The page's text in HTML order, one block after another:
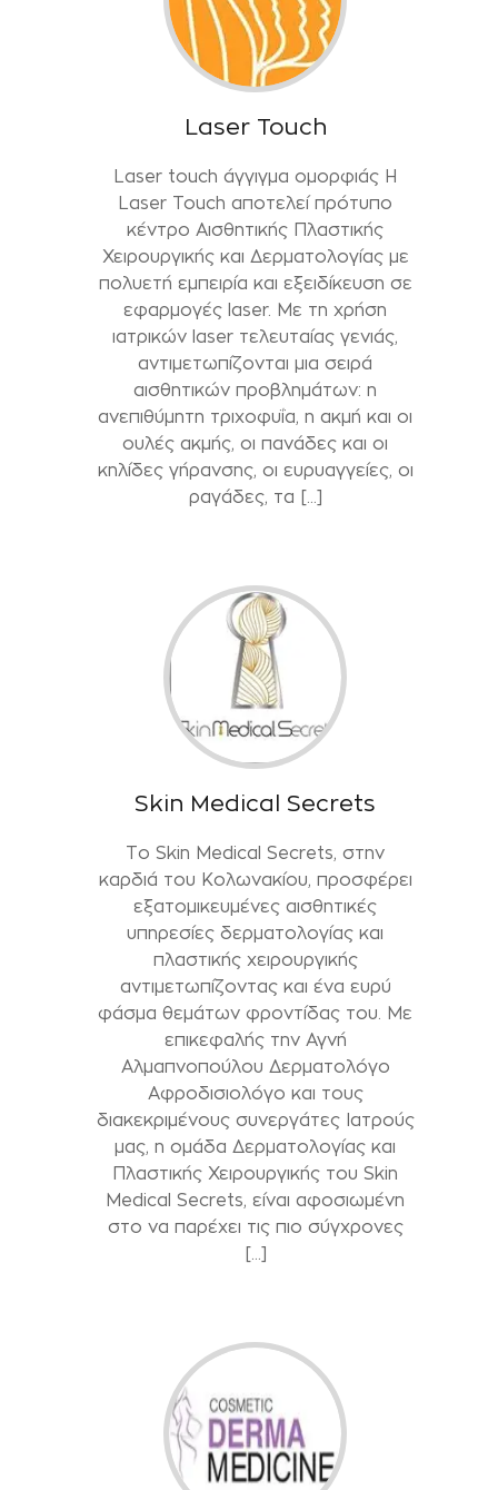
Laser Touch
Laser touch άγγιγμα ομορφιάς Η
Laser Touch αποτελεί πρότυπο
κέντρο Αισθητικής Πλαστικής
Χειρουργικής και Δερματολογίας με
πολυετή εμπειρία και εξειδίκευση σε
εφαρμογές laser. Με τη χρήση
ιατρικών laser τελευταίας γενιάς,
αντιμετωπίζονται μια σειρά
αισθητικών προβλημάτων: η
ανεπιθύμητη τριχοφυΐα, η ακμή και οι
ουλές ακμής, οι πανάδες και οι
κηλίδες γήρανσης, οι ευρυαγγείες, οι
ραγάδες, τα […]
Skin Medical Secrets
Το Skin Medical Secrets, στην
καρδιά του Κολωνακίου, προσφέρει
εξατομικευμένες αισθητικές
υπηρεσίες δερματολογίας και
πλαστικής χειρουργικής
αντιμετωπίζοντας και ένα ευρύ
φάσμα θεμάτων φροντίδας του. Με
επικεφαλής την Αγνή
Αλμαπνοπούλου Δερματολόγο
Αφροδισιολόγο και τους
διακεκριμένους συνεργάτες Ιατρούς
μας, η ομάδα Δερματολογίας και
Πλαστικής Χειρουργικής του Skin
Medical Secrets, είναι αφοσιωμένη
στο να παρέχει τις πιο σύγχρονες
[…]